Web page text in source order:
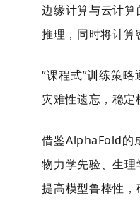
边缘计算与云计
推理，同时将计算
“课程式”训练策
灾难性遗忘，稳定
借鉴AlphaFold的
物力学先验、生
提高模型鲁棒性